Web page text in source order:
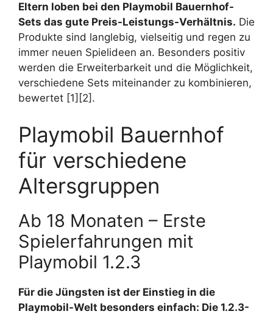
Eltern loben bei den Playmobil Bauernhof-
Sets das gute Preis-Leistungs-Verhältnis. Die
Produkte sind langlebig, vielseitig und regen zu
immer neuen Spielideen an. Besonders positiv
werden die Erweiterbarkeit und die Möglichkeit,
verschiedene Sets miteinander zu kombinieren,
bewertet [1][2].
Playmobil Bauernhof
für verschiedene
Altersgruppen
Ab 18 Monaten – Erste
Spielerfahrungen mit
Playmobil 1.2.3
Für die Jüngsten ist der Einstieg in die
Playmobil-Welt besonders einfach: Die 1.2.3-